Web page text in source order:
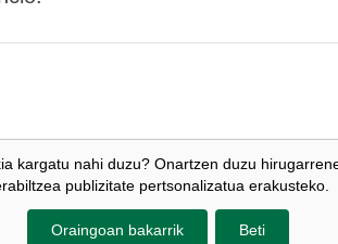
kargatu nahi duzu? Onartzen duzu
publizitate pertsonalizatua erakusteko.
Oraingoan bakarrik Beti